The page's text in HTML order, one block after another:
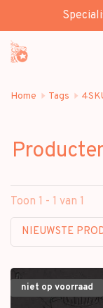
Home Tags
Toon 1 - 1 van 1
NIEUWSTE
niet op voorraad